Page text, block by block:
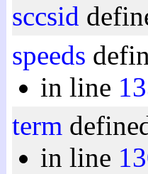
sccsid
speeds
in line
term
in line